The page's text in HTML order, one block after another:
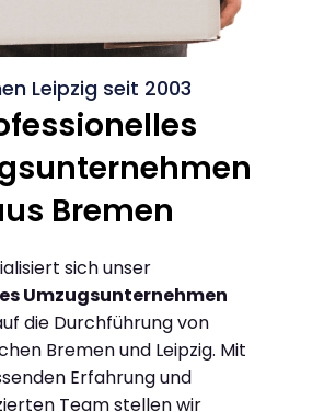
Leipzig seit 2003
Bremen
sich unser
Umzugsunternehmen
die Durchführung von
Bremen und Leipzig. Mit
Erfahrung und
Team stellen wir